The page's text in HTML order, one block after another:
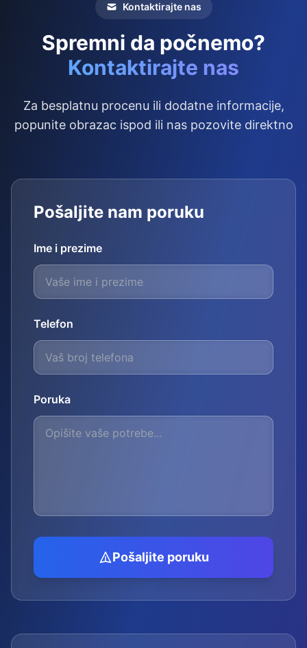
Kontaktirajte nas
Spremni da počnemo?
Kontaktirajte nas
Za besplatnu procenu ili dodatne informacije,
popunite obrazac ispod ili nas pozovite direktno
Pošaljite nam poruku
Ime i prezime
Telefon
Poruka
Pošaljite poruku